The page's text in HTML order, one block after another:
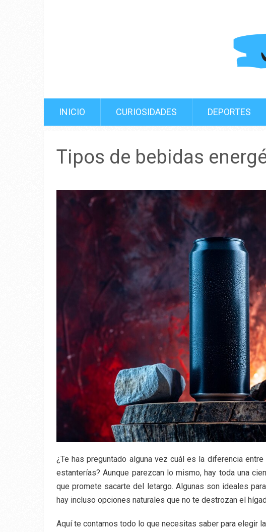
INICIO CURIOSIDADES DEPORTES
Tipos de bebidas
¿Te has preguntado alguna vez cuál es la diferencia
estanterías? Aunque parezcan lo mismo, hay toda una
que promete sacarte del letargo. Algunas son ideales
hay incluso opciones naturales que no te destrozan el
Aquí te contamos todo lo que necesitas saber para elegir